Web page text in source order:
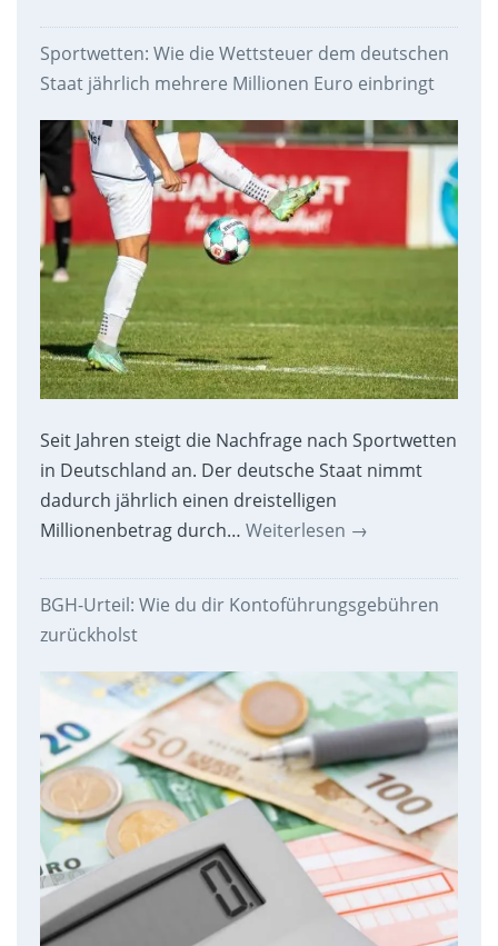
Sportwetten: Wie die Wettsteuer dem deutschen
Staat jährlich mehrere Millionen Euro einbringt
Seit Jahren steigt die Nachfrage nach Sportwetten
in Deutschland an. Der deutsche Staat nimmt
dadurch jährlich einen dreistelligen
Millionenbetrag durch… Weiterlesen →
BGH-Urteil: Wie du dir Kontoführungsgebühren
zurückholst